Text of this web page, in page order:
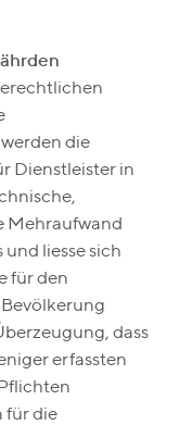
die
Dienstleister in
Mehraufwand
liesse sich
für den
dass
erfassten
für die